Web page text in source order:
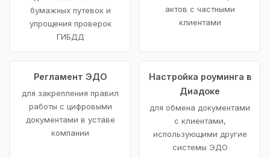
бумажных путевок и
упрощения проверок
ГИБДД
актов с частными
клиентами
Регламент ЭДО
для закрепления правил
работы с цифровыми
документами в уставе
компании
Настройка роуминга в
Диадоке
для обмена документами
с клиентами,
использующими другие
системы ЭДО